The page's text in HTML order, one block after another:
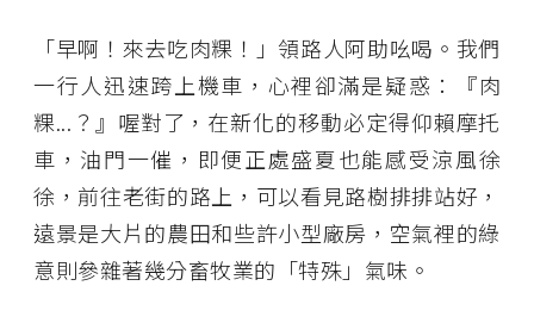
「早啊！來去吃肉粿！」領路人阿助吆喝。我們
一行人迅速跨上機車，心裡卻滿是疑惑：『肉
粿...？』喔對了，在新化的移動必定得仰賴摩托
車，油門一催，即便正處盛夏也能感受涼風徐
徐，前往老街的路上，可以看見路樹排排站好，
遠景是大片的農田和些許小型廠房，空氣裡的綠
意則參雜著幾分畜牧業的「特殊」氣味。